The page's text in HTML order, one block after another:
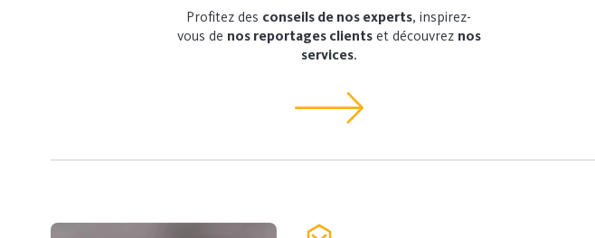
Profitez des conseils de nos experts, inspirez-
vous de nos reportages clientset découvrez nos
services.